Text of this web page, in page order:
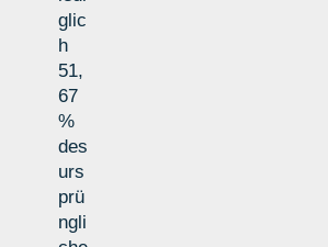
glic
h
51,
67
%
des
urs
prü
ngli